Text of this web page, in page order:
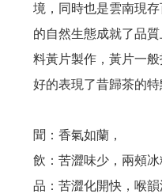
境，同時也是雲南現
的自然生態成就了品
料黃片製作，黃片一
好的表現了昔歸茶的特
聞：香氣如蘭，
飲：苦澀味少，兩頰冰
品：苦澀化開快，喉韻